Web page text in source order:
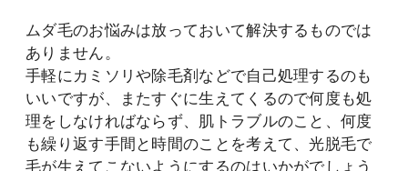
ムダ毛のお悩みは放っておいて解決するものでは
ありません。
手軽にカミソリや除毛剤などで自己処理するのも
いいですが、またすぐに生えてくるので何度も処
理をしなければならず、肌トラブルのこと、何度
も繰り返す手間と時間のことを考えて、光脱毛で
毛が生えてこないようにするのはいかがでしょう